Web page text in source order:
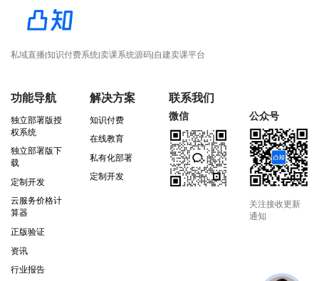
私域直播|知识付费系统|卖课系统源码|自建卖课平台
功能导航
独立部署版授
权系统
独立部署版下
载
定制开发
云服务价格计
算器
正版验证
资讯
行业报告
解决方案
知识付费
在线教育
私有化部署
定制开发
联系我们
微信 公众号
关注接收更新
通知